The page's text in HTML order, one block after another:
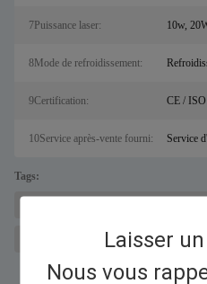
Laisser
Nous vous
7Puissance laser: 10w,
8Mode de refroidissement:
9Certification: CE /
10Service après-vente fourni: Service
Tags:
équipement de gravure laser